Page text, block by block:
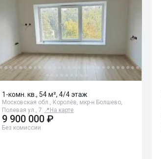
1-комн. кв., 54 м², 4/4 этаж
Московская обл., Королёв, мкр-н Болшево,
Полевая ул., 7 📍 На карте
9 900 000 ₽
Без комиссии